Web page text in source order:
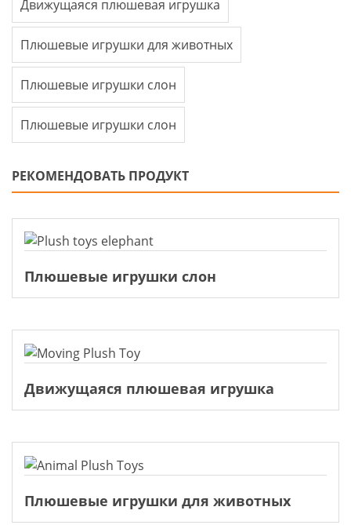
Движущаяся плюшевая игрушка
Плюшевые игрушки для животных
Плюшевые игрушки слон
Плюшевые игрушки слон
РЕКОМЕНДОВАТЬ ПРОДУКТ
Плюшевые игрушки слон
Движущаяся плюшевая игрушка
Плюшевые игрушки для животных